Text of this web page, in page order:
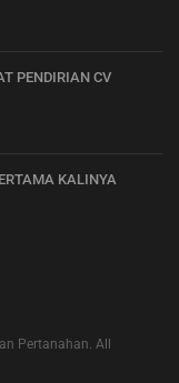
PENDIRIAN CV
KALINYA
Pertanahan. All